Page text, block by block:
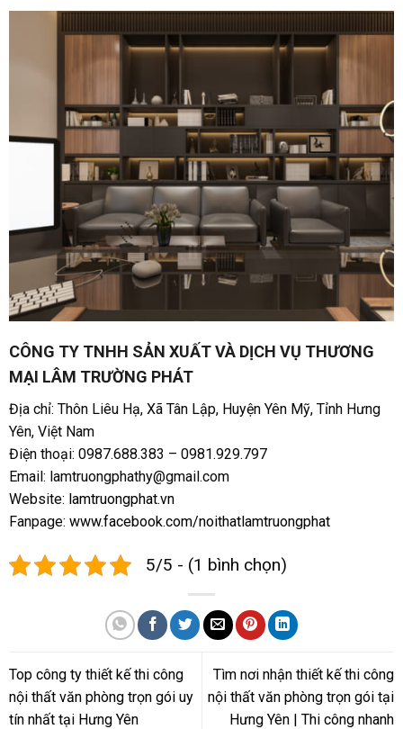
CÔNG TY TNHH SẢN XUẤT VÀ DỊCH VỤ THƯƠNG
MẠI LÂM TRƯỜNG PHÁT
Địa chỉ: Thôn Liêu Hạ, Xã Tân Lập, Huyện Yên Mỹ, Tỉnh Hưng
Yên, Việt Nam
Điện thoại: 0987.688.383 – 0981.929.797
Email: lamtruongphathy@gmail.com
Website: lamtruongphat.vn
Fanpage: www.facebook.com/noithatlamtruongphat
5/5 - (1 bình chọn)
Top công ty thiết kế thi công
nội thất văn phòng trọn gói uy
tín nhất tại Hưng Yên
Tìm nơi nhận thiết kế thi công
nội thất văn phòng trọn gói tại
Hưng Yên | Thi công nhanh